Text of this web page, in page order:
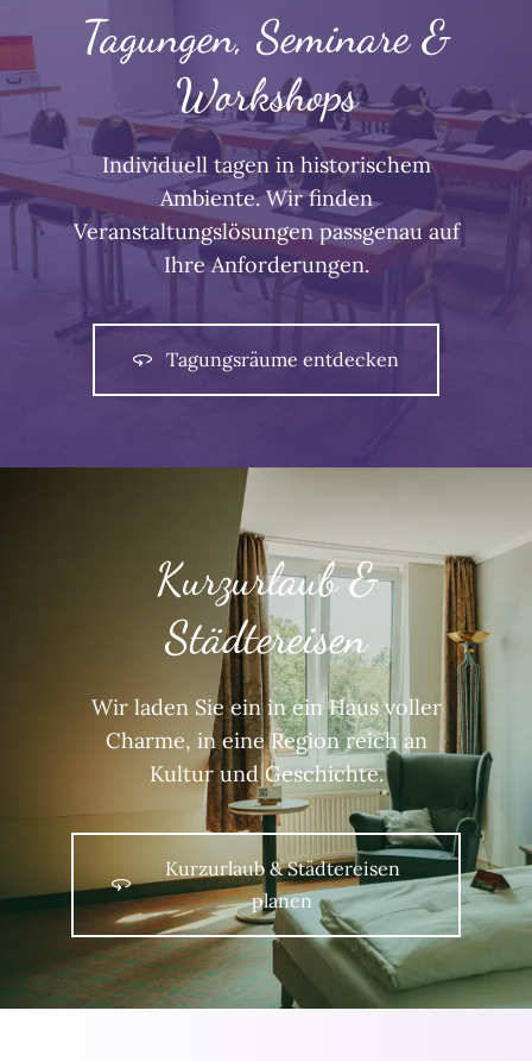
Tagungen, Seminare &
Workshops
Individuell tagen in historischem
Ambiente. Wir finden
Veranstaltungslösungen passgenau auf
Ihre Anforderungen.
Tagungsräume entdecken
Kurzurlaub &
Städtereisen
Wir laden Sie ein in ein Haus voller
Charme, in eine Region reich an
Kultur und Geschichte.
Kurzurlaub & Städtereisen
planen